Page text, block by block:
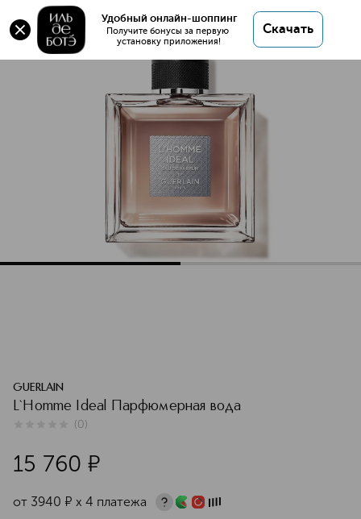
Удобный онлайн-шоппинг
Получите бонусы за первую
установку приложения!
Скачать
L`Homme Ideal Парфюмерная вода
Описание
GUERLAIN
L`Homme Ideal Парфюмерная вода
(0)
15 760 ¤
от 3940 ¤ х 4 платежа